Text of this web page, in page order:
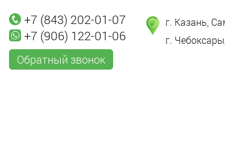
+7 (843) 202-01-07
+7 (906) 122-01-06
Обратный звонок
г. Казань,
г.